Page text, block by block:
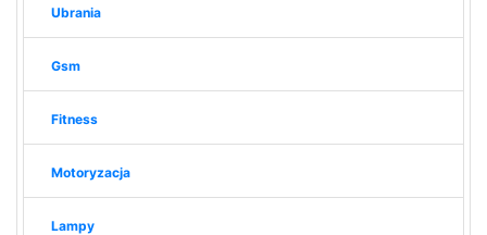
Ubrania
Gsm
Fitness
Motoryzacja
Lampy